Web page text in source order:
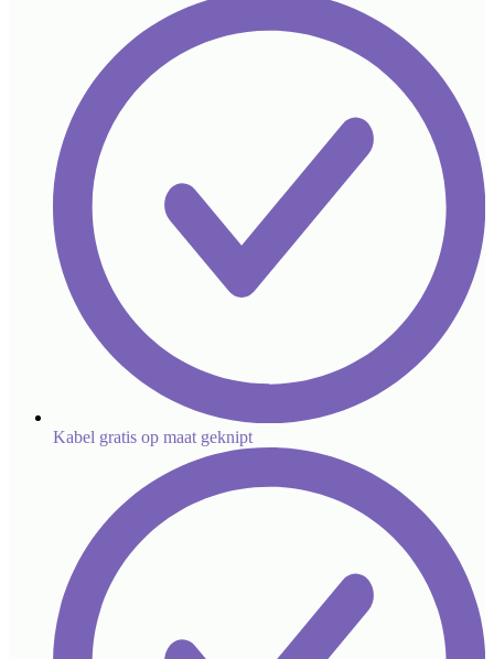
Kabel gratis op maat geknipt